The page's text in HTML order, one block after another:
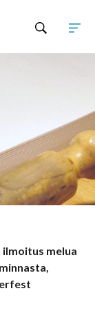
ilmoitus melua